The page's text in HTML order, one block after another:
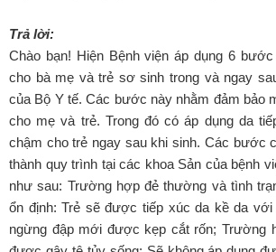
Trả lời:
Chào bạn! Hiện Bệnh viện áp dụng 6
cho bà mẹ và trẻ sơ sinh trong và ngay
của Bộ Y tế. Các bước này nhằm đảm bảo
cho mẹ và trẻ. Trong đó có áp dụng da
chậm cho trẻ ngay sau khi sinh. Các bước
thành quy trình tại các khoa Sản của bệnh
như sau: Trường hợp đẻ thường và tình
ổn định: Trẻ sẽ được tiếp xúc da kề da
ngừng đập mới được kẹp cắt rốn; Trường